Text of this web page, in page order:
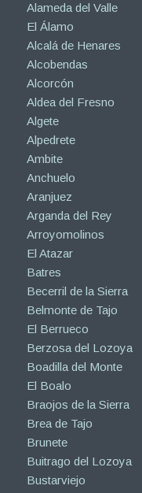
Alameda del Valle
El Álamo
Alcalá de Henares
Alcobendas
Alcorcón
Aldea del Fresno
Algete
Alpedrete
Ambite
Anchuelo
Aranjuez
Arganda del Rey
Arroyomolinos
El Atazar
Batres
Becerril de la Sierra
Belmonte de Tajo
El Berrueco
Berzosa del Lozoya
Boadilla del Monte
El Boalo
Braojos de la Sierra
Brea de Tajo
Brunete
Buitrago del Lozoya
Bustarviejo